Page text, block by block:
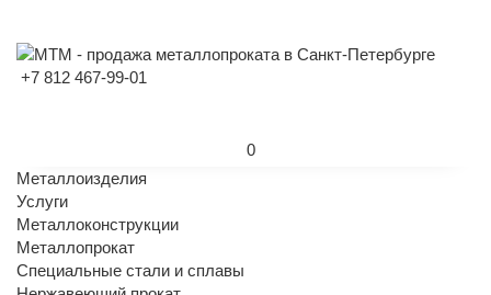
+7 812 467-99-01
0
Металлоизделия
Услуги
Металлоконструкции
Металлопрокат
Специальные стали и сплавы